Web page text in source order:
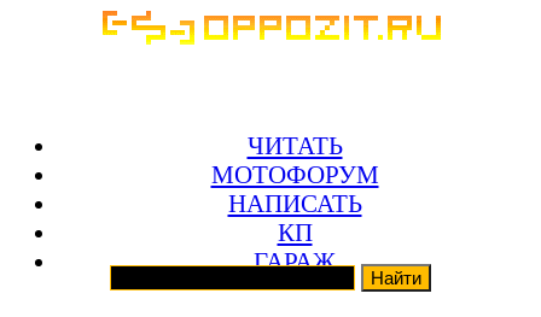
ЧИТАТЬ
МОТОФОРУМ
НАПИСАТЬ
КП
ГАРАЖ